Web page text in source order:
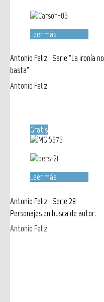
Leer más
Antonio Feliz | Serie “La ironía no
basta”
Antonio Feliz
Gratis
Leer más
Antonio Feliz | Serie 28
Personajes en busca de autor.
Antonio Feliz